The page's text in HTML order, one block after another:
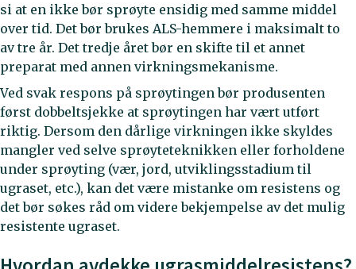
si at en ikke bør sprøyte ensidig med samme middel
over tid. Det bør brukes ALS-hemmere i maksimalt to
av tre år. Det tredje året bør en skifte til et annet
preparat med annen virkningsmekanisme.
Ved svak respons på sprøytingen bør produsenten
først dobbeltsjekke at sprøytingen har vært utført
riktig. Dersom den dårlige virkningen ikke skyldes
mangler ved selve sprøyteteknikken eller forholdene
under sprøyting (vær, jord, utviklingsstadium til
ugraset, etc.), kan det være mistanke om resistens og
det bør søkes råd om videre bekjempelse av det mulig
resistente ugraset.